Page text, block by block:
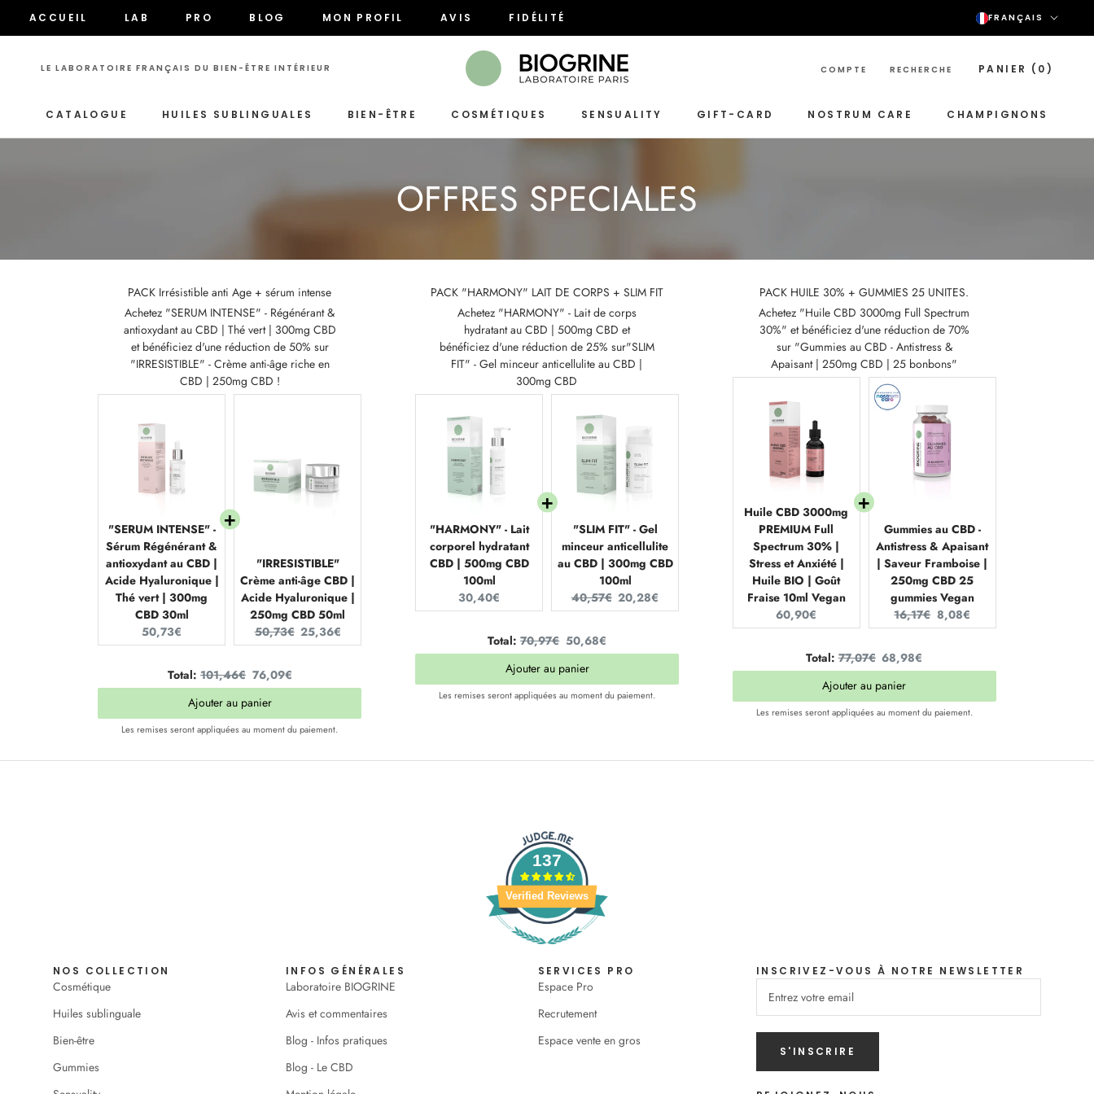
ACCUEIL LAB PRO BLOG MON PROFIL AVIS FIDÉLITÉ FRANÇAIS
LE LABORATOIRE FRANÇAIS DU BIEN-ÊTRE INTÉRIEUR
CATALOGUE
HUILES SUBLINGUALES BIEN-ÊTRE COSMÉTIQUES
SENSUALITY
GIFT-CARD
NOSTRUM CARE
CHAMPIGNONS
COMPTE RECHERCHE PANIER ( 0 )
OFFRES SPECIALES
PACK Irrésistible anti Age + sérum intense
Achetez "SERUM INTENSE" - Régénérant &
antioxydant au CBD | Thé vert | 300mg CBD
et bénéficiez d'une réduction de 50% sur
"IRRESISTIBLE" - Crème anti-âge riche en
CBD | 250mg CBD !
"SERUM INTENSE" -
Sérum Régénérant &
antioxydant au CBD |
Acide Hyaluronique |
Thé vert | 300mg
CBD 30ml
Current
price:
50,73€
"IRRESISTIBLE"
Crème anti-âge CBD |
Acide Hyaluronique |
250mg CBD 50ml
Original
price:
50,73€ Current
price:
25,36€
Total:Original
price
101,46€ Discounted
price
76,09€
Ajouter au panier
Les remises seront appliquées au moment du paiement.
PACK "HARMONY" LAIT DE CORPS + SLIM FIT
Achetez "HARMONY" - Lait de corps
hydratant au CBD | 500mg CBD et
bénéficiez d'une réduction de 25% sur"SLIM
FIT" - Gel minceur anticellulite au CBD |
300mg CBD
"HARMONY" - Lait
corporel hydratant
CBD | 500mg CBD
100ml
Current
price:
30,40€
"SLIM FIT" - Gel
minceur anticellulite
au CBD | 300mg CBD
100ml
Original
price:
40,57€ Current
price:
20,28€
Total:Original
price
70,97€ Discounted
price
50,68€
Ajouter au panier
Les remises seront appliquées au moment du paiement.
PACK HUILE 30% + GUMMIES 25 UNITES.
Achetez "Huile CBD 3000mg Full Spectrum
30%" et bénéficiez d'une réduction de 70%
sur "Gummies au CBD - Antistress &
Apaisant | 250mg CBD | 25 bonbons"
Huile CBD 3000mg
PREMIUM Full
Spectrum 30% |
Stress et Anxiété |
Huile BIO | Goût
Fraise 10ml Vegan
Current
price:
60,90€
Gummies au CBD -
Antistress & Apaisant
| Saveur Framboise |
250mg CBD 25
gummies Vegan
Original
price:
16,17€ Current
price:
8,08€
Total: Original
price
77,07€ Discounted
price
68,98€
Ajouter au panier
Les remises seront appliquées au moment du paiement.
137
Verified Reviews
NOS COLLECTION
Cosmétique
Huiles sublinguale
Bien-être
Gummies
INFOS GÉNÉRALES
Laboratoire BIOGRINE
Avis et commentaires
Blog - Infos pratiques
Blog - Le CBD
SERVICES PRO
Espace Pro
Recrutement
Espace vente en gros
INSCRIVEZ-VOUS À NOTRE NEWSLETTER
S'INSCRIRE